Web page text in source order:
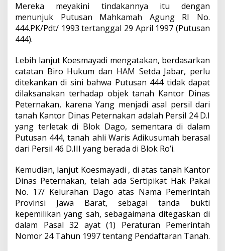
Mereka meyakini tindakannya itu dengan
menunjuk Putusan Mahkamah Agung RI No.
444.PK/Pdt/ 1993 tertanggal 29 April 1997 (Putusan
444).
Lebih lanjut Koesmayadi mengatakan, berdasarkan
catatan Biro Hukum dan HAM Setda Jabar, perlu
ditekankan di sini bahwa Putusan 444 tidak dapat
dilaksanakan terhadap objek tanah Kantor Dinas
Peternakan, karena Yang menjadi asal persil dari
tanah Kantor Dinas Peternakan adalah Persil 24 D.I
yang terletak di Blok Dago, sementara di dalam
Putusan 444, tanah ahli Waris Adikusumah berasal
dari Persil 46 D.III yang berada di Blok Ro’i.
Kemudian, lanjut Koesmayadi , di atas tanah Kantor
Dinas Peternakan, telah ada Sertipikat Hak Pakai
No. 17/ Kelurahan Dago atas Nama Pemerintah
Provinsi Jawa Barat, sebagai tanda bukti
kepemilikan yang sah, sebagaimana ditegaskan di
dalam Pasal 32 ayat (1) Peraturan Pemerintah
Nomor 24 Tahun 1997 tentang Pendaftaran Tanah.